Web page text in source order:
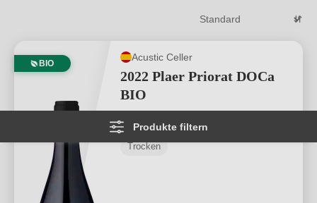
Produkte filtern
BIO
Acustic Celler
2022 Plaer Priorat DOCa
BIO
Priorat D.O.Ca
Trocken